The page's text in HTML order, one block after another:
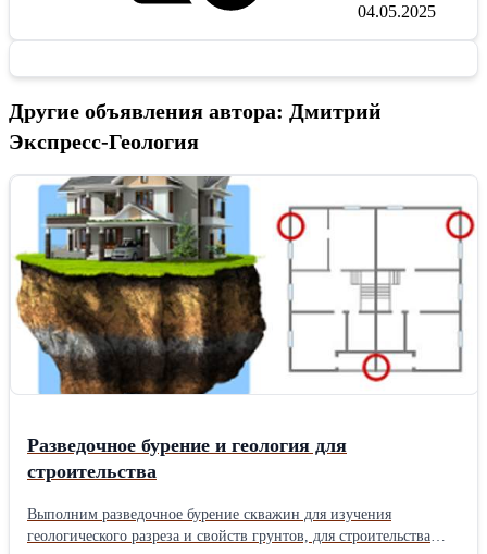
04.05.2025
Другие объявления автора: Дмитрий
Экспресс-Геология
Разведочное бурение и геология для
строительства
Выполним разведочное бурение скважин для изучения
геологического разреза и свойств грунтов, для строительства